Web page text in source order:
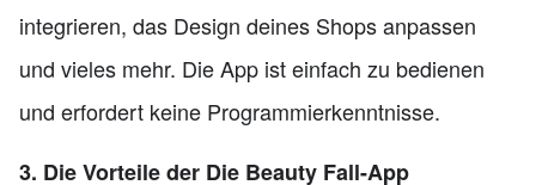
integrieren, das Design deines Shops anpassen
und vieles mehr. Die App ist einfach zu bedienen
und erfordert keine Programmierkenntnisse.
3. Die Vorteile der Die Beauty Fall-App